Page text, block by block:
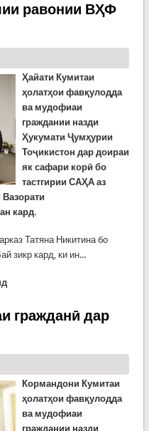
равонии ВҲФ
Ҳайати Кумитаи
ҳолатҳои фавқулодда
ва мудофиаи
граждании назди
Ҳукумати Ҷумҳурии
Тоҷикистон дар доираи
як сафари корӣ бо
тастгирии САҲА аз
кард.
Татяна Никитина бо
зикр кард, ки ин...
ҳолатҳои фавқулодда дар
шинос шуд
гражданӣ дар
Кормандони Кумитаи
ҳолатҳои фавқулодда
ва мудофиаи
граждании назди